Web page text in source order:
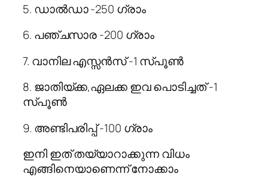
5. ഡാല്‍ഡാ -250 ഗ്രാം
6. പഞ്ചസാര -200 ഗ്രാം
7. വാനില എസ്സന്‍സ് -1 സ്പൂണ്‍
8. ജാതിയ്ക്ക,ഏലക്ക ഇവ പൊടിച്ചത് -1
സ്പൂണ്‍
9. അണ്ടിപരിപ്പ് -100 ഗ്രാം
ഇനി ഇത് തയ്യാറാക്കുന്ന വിധം
എങ്ങിനെയാണെന്ന് നോക്കാം